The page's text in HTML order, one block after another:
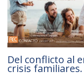
Del conflicto al
crisis familiares.